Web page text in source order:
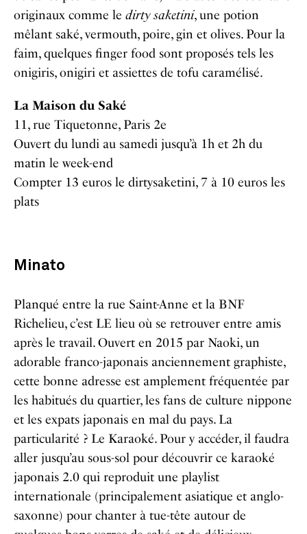
originaux comme le dirty saketini, une potion
mêlant saké, vermouth, poire, gin et olives. Pour la
faim, quelques finger food sont proposés tels les
onigiris, onigiri et assiettes de tofu caramélisé.
La Maison du Saké
11, rue Tiquetonne, Paris 2e
Ouvert du lundi au samedi jusqu’à 1h et 2h du
matin le week-end
Compter 13 euros le dirtysaketini, 7 à 10 euros les
plats
Minato
Planqué entre la rue Saint-Anne et la BNF
Richelieu, c’est LE lieu où se retrouver entre amis
après le travail. Ouvert en 2015 par Naoki, un
adorable franco-japonais anciennement graphiste,
cette bonne adresse est amplement fréquentée par
les habitués du quartier, les fans de culture nippone
et les expats japonais en mal du pays. La
particularité ? Le Karaoké. Pour y accéder, il faudra
aller jusqu’au sous-sol pour découvrir ce karaoké
japonais 2.0 qui reproduit une playlist
internationale (principalement asiatique et anglo-
saxonne) pour chanter à tue-tête autour de